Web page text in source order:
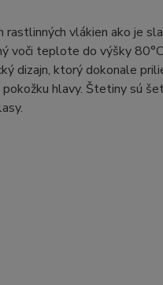
vlákien ako je
voči teplote do výšky 80°C
dizajn, ktorý dokonale
hlavy. Štetiny sú